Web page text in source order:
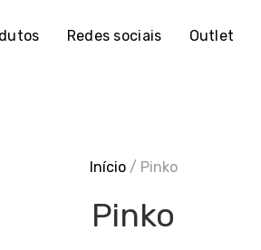
Redes sociais Outlet
Início/ Pinko
Pinko